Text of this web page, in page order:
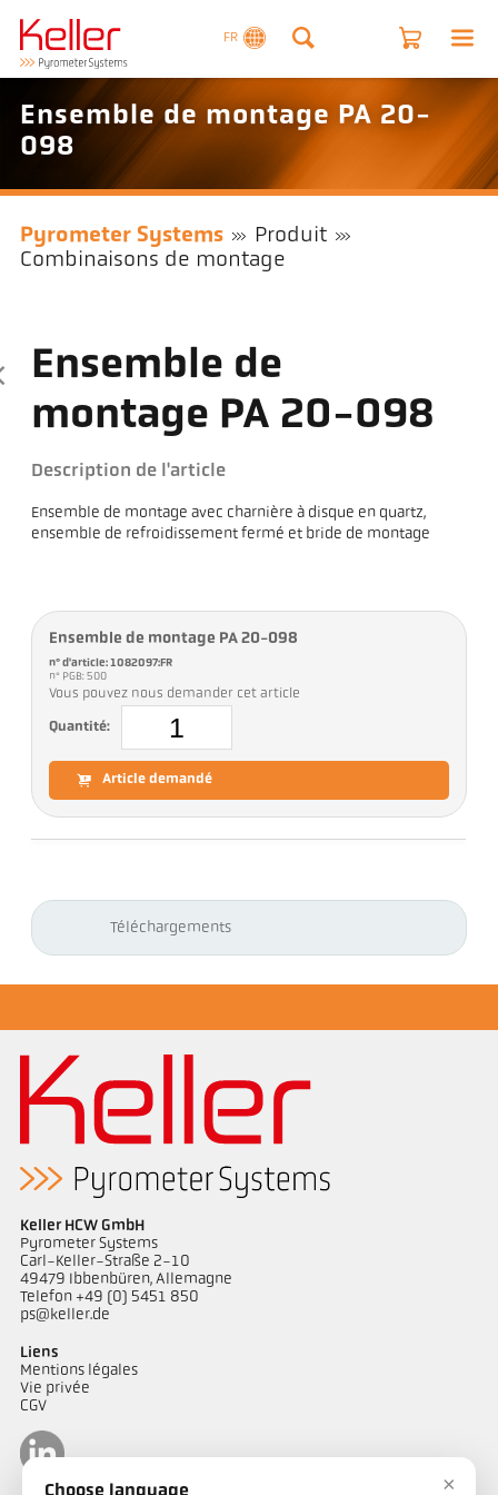
FR
Ensemble de montage PA 20-
098
Pyrometer Systems
Produit
Combinaisons de montage
Ensemble de
montage PA 20-098
Description de l'article
Ensemble de montage avec charnière à disque en quartz,
ensemble de refroidissement fermé et bride de montage
Ensemble de montage PA 20-098
n° d'article: 1082097:FR
n° PGB: 500
Vous pouvez nous demander cet article
Quantité:
Article demandé
Téléchargements
Keller HCW GmbH
Pyrometer Systems
Carl-Keller-Straße 2-10
49479 Ibbenbüren, Allemagne
Telefon +49 (0) 5451 850
ps@keller.de
Liens
Mentions légales
Vie privée
CGV
×